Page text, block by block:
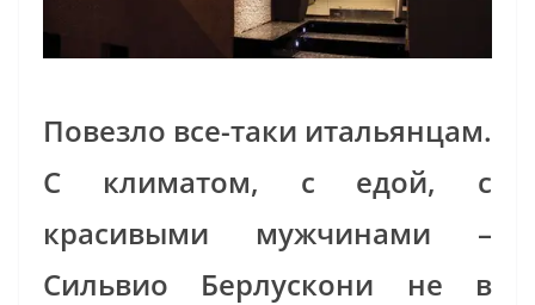
Повезло все-таки итальянцам.
С климатом, с едой, с
красивыми мужчинами –
Сильвио Берлускони не в